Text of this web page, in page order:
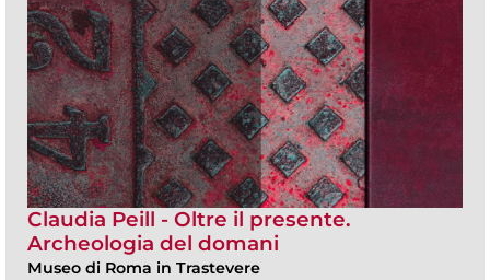
Claudia Peill - Oltre il presente.
Archeologia del domani
Museo di Roma in Trastevere